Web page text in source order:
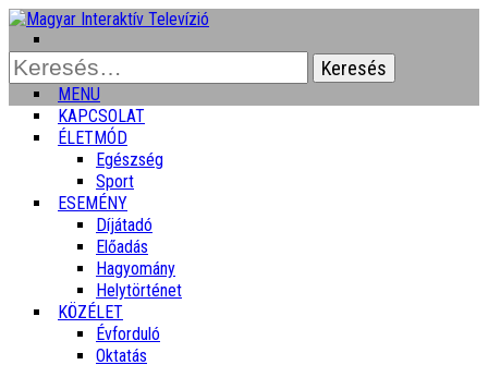
Keresés:
MENU
KAPCSOLAT
ÉLETMÓD
Egészség
Sport
ESEMÉNY
Díjátadó
Előadás
Hagyomány
Helytörténet
KÖZÉLET
Évforduló
Oktatás